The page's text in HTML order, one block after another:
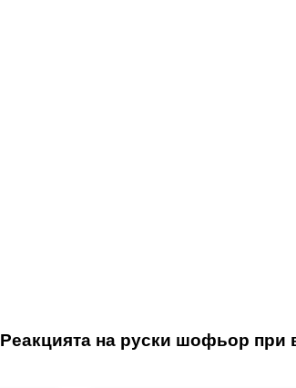
Реакцията на руски шофьор при